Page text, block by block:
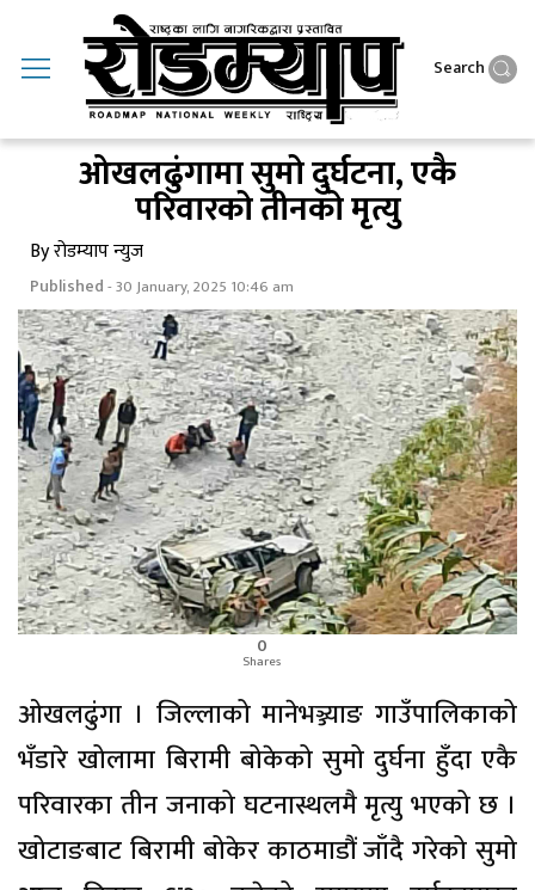
Search
ओखलढुंगामा सुमो दुर्घटना, एकै
परिवारको तीनको मृत्यु
By रोडम्याप न्युज
Published- 30 January, 2025 10:46 am
0
Shares
ओखलढुंगा । जिल्लाको मानेभञ्ज्याङ गाउँपालिकाको
भँडारे खोलामा बिरामी बोकेको सुमो दुर्घना हुँदा एकै
परिवारका तीन जनाको घटनास्थलमै मृत्यु भएको छ ।
खोटाङबाट बिरामी बोकेर काठमाडौं जाँदै गरेको सुमो